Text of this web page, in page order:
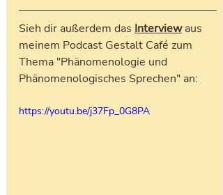
Sieh dir außerdem das Interview aus
meinem Podcast Gestalt Café zum
Thema "Phänomenologie und
Phänomenologisches Sprechen" an:
https://youtu.be/j37Fp_0G8PA